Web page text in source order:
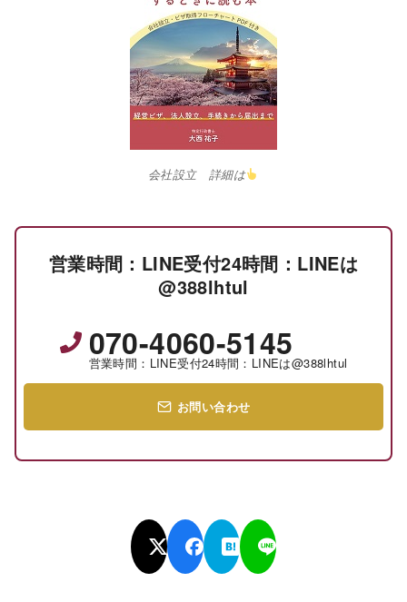
会社設立 詳細は
営業時間：LINE受付24時間：LINEは
@388lhtul
070-4060-5145
営業時間：LINE受付24時間：LINEは@388lhtul
お問い合わせ